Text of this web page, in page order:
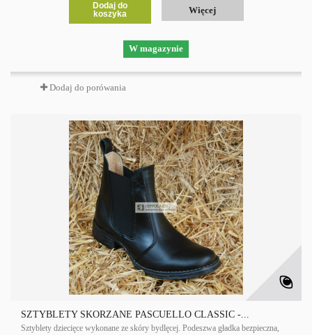
Dodaj do
koszyka
Więcej
W magazynie
Dodaj do porówania
SZTYBLETY SKÓRZANE PASCUELLO CLASSIC -...
Sztyblety dziecięce wykonane ze skóry bydlęcej. Podeszwa gładka bezpieczna,